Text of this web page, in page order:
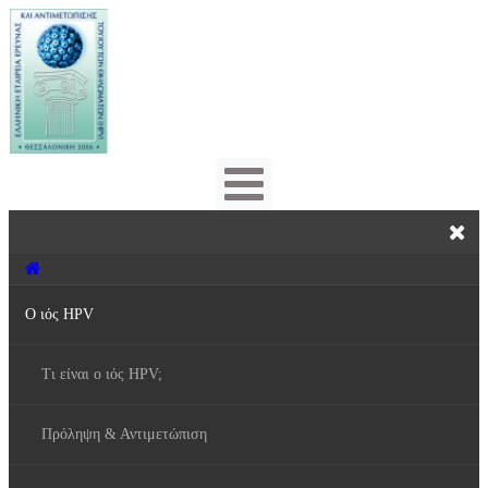
Ο ιός HPV
Τι είναι ο ιός HPV;
Πρόληψη & Αντιμετώπιση